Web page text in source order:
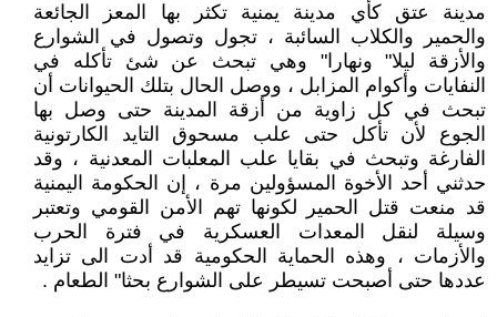
مدينة عتق كأي مدينة يمنية تكثر بها المعز الجائعة
والحمير والكلاب السائبة ، تجول وتصول في الشوارع
والأزقة ليلا" ونهارا" وهي تبحث عن شئ تأكله في
النفايات وأكوام المزابل ، ووصل الحال بتلك الحيوانات أن
تبحث في كل زاوية من أزقة المدينة حتى وصل بها
الجوع لأن تأكل حتى علب مسحوق التايد الكارتونية
الفارغة وتبحث في بقايا علب المعلبات المعدنية ، وقد
حدثني أحد الأخوة المسؤولين مرة ، إن الحكومة اليمنية
قد منعت قتل الحمير لكونها تهم الأمن القومي وتعتبر
وسيلة لنقل المعدات العسكرية في فترة الحرب
والأزمات ، وهذه الحماية الحكومية قد أدت الى تزايد
عددها حتى أصبحت تسيطر على الشوارع بحثا" الطعام .